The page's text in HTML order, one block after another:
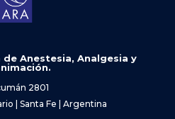
Anestesia, Analgesia y
2801
| Santa Fe | Argentina